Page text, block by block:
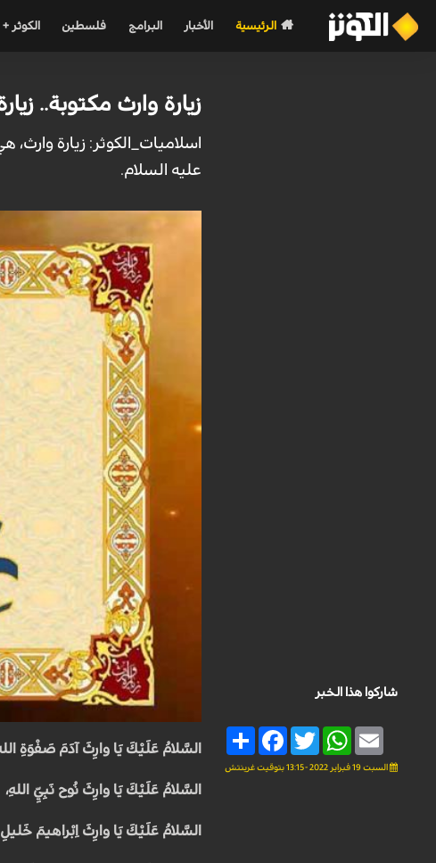
الرئيسية الأخبار البرامج فلسطين الكوثر +
شاركوا هذا الخبر
Share
FacebookTwitter
WhatsAppEmail
السبت 19 فبراير 2022 - 13:15 بتوقيت غرينتش
زيارة وارث مكتوبة..
اسلاميات_الكوثر: زيارة
عليه السلام.
السَّلامُ عَلَيْكَ يَا وارِثَ آدَمَ صَفْوَةِ
السَّلامُ عَلَيْكَ يَا وارِثَ نُوح نَبِيِّ اللهِ،
السَّلامُ عَلَيْكَ يَا وارِثَ اِبْراهيمَ خَليلِ